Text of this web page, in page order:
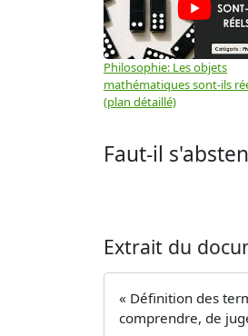
Philosophie: Les objets
mathématiques sont-ils
(plan détaillé)
Faut-il
Extrait du
« Définition des
comprendre, de